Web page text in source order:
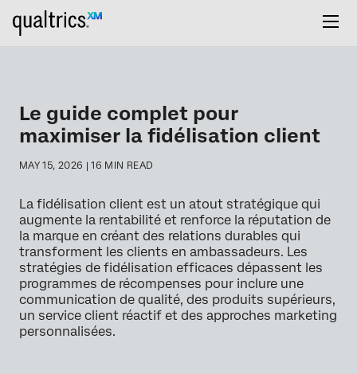
Le guide complet pour
maximiser la fidélisation client
MAY 15, 2026 | 16 MIN READ
La fidélisation client est un atout stratégique qui
augmente la rentabilité et renforce la réputation de
la marque en créant des relations durables qui
transforment les clients en ambassadeurs. Les
stratégies de fidélisation efficaces dépassent les
programmes de récompenses pour inclure une
communication de qualité, des produits supérieurs,
un service client réactif et des approches marketing
personnalisées.